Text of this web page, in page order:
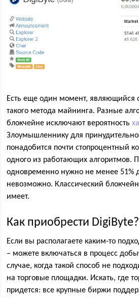
Есть еще один момент, являющийся
такого метода майнинга. Разные
блокчейне исключают вероятность
Злоумышленнику для
понадобится почти стопроцентный
одного из работающих алгоритмов.
одновременно нужно не менее 51%
невозможно. Классический
имеет.
Как приобрести DigiByte?
Если вы располагаете каким-то
– можете включаться в процесс
случае, когда такой способ не
на торговые площадки. Искать, где
придется: все крупные биржи